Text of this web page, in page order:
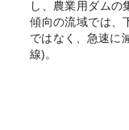
し、農業用ダムの
傾向の流域では、
ではなく、急速に
線)。